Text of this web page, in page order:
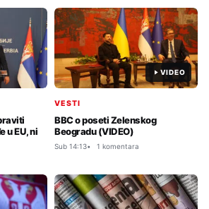
u EU, ni
VIDEO
VESTI
BBC o poseti Zelenskog
Beogradu (VIDEO)
Sub 14:13 1 komentara